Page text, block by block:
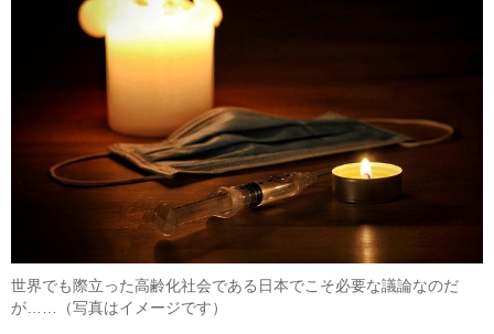
世界でも際立った高齢化社会である日本でこそ必要な議論なのだ
が……（写真はイメージです）